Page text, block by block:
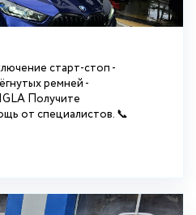
старт-стоп -
ремней -
Получите
от специалистов. 📞